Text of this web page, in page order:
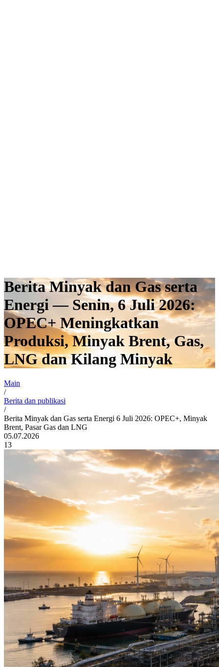
Berita Minyak dan Gas serta
Energi — Senin, 6 Juli 2026:
OPEC+ Meningkatkan
Produksi, Minyak Brent, Gas,
LNG dan Kilang Minyak
Main
/
Berita dan publikasi
/
Berita Minyak dan Gas serta Energi 6 Juli 2026: OPEC+, Minyak
Brent, Pasar Gas dan LNG
05.07.2026
13